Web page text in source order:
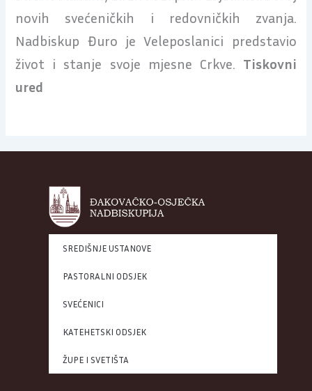
novih svećeničkih i redovničkih zvanja.
Nadbiskup Đuro je Veleposlanici predstavio
život i stanje svoje mjesne Crkve. Tiskovni
ured
SREDIŠNJE USTANOVE
PASTORALNI ODSJEK
SVEĆENICI
KATEHETSKI ODSJEK
ŽUPE I SVETIŠTA